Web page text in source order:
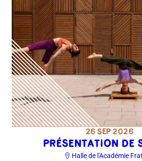
26 SEP 2026
PRÉSENTATION DE
Halle de l'Académie